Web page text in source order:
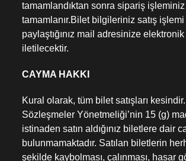
tamamlandıktan sonra sipariş işleminiz
tamamlanır.Bilet bilgileriniz satış işlemi
paylaştığınız mail adresinize
iletilecektir.
CAYMA HAKKI
Kural olarak, tüm bilet satışları
Sözleşmeler Yönetmeliği’nin 15 (g)
istinaden satın aldığınız biletlere dair
bulunmamaktadır. Satılan biletlerin
şekilde kaybolması, çalınması, hasar